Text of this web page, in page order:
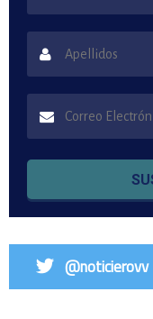
@noticierovv